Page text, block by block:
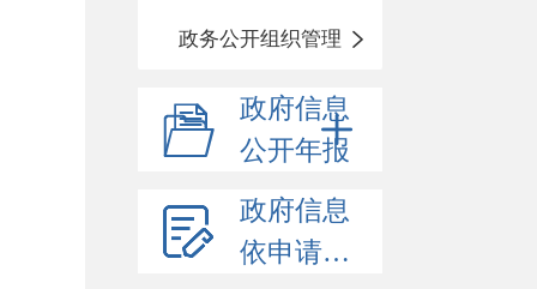
政务公开组织管理
政府信息
公开年报
政府信息
依申请公开